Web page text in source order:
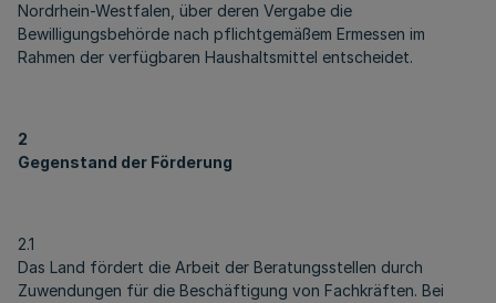
Nordrhein-Westfalen, über deren Vergabe die
Bewilligungsbehörde nach pflichtgemäßem Ermessen im
Rahmen der verfügbaren Haushaltsmittel entscheidet.
2
Gegenstand der Förderung
2.1
Das Land fördert die Arbeit der Beratungsstellen durch
Zuwendungen für die Beschäftigung von Fachkräften. Bei